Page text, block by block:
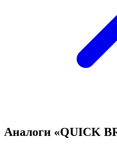
Аналоги «QUICK